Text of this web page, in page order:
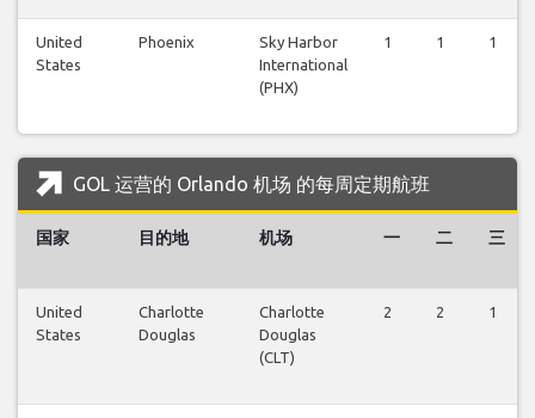
United
States
Phoenix
Sky Harbor
International
(PHX)
1 1 1
GOL 运营的 Orlando 机场 的每周定期航班
国家 目的地 机场 一 二 三
United
States
Charlotte
Douglas
Charlotte
Douglas
(CLT)
2 2 1